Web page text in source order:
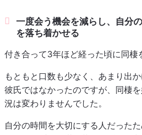
一度会う機会を減らし、自分
を落ち着かせる
付き合って3年ほど経った頃に同棲
もともと口数も少なく、あまり出
彼氏ではなかったのですが、同棲
況は変わりませんでした。
自分の時間を大切にする人だった